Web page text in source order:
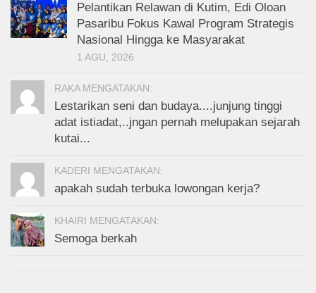
Pelantikan Relawan di Kutim, Edi Oloan
Pasaribu Fokus Kawal Program Strategis
Nasional Hingga ke Masyarakat
1 AGU, 2026
RAKA MENGATAKAN:
Lestarikan seni dan budaya....junjung tinggi
adat istiadat,..jngan pernah melupakan sejarah
kutai...
KADERI MENGATAKAN:
apakah sudah terbuka lowongan kerja?
KHAIRI MENGATAKAN:
Semoga berkah